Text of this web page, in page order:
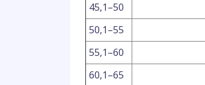
45,1–50
50,1–55
55,1–60
60,1–65